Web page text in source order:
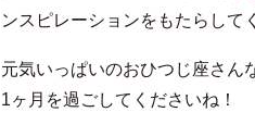
ンスピレーションをもたらして
元気いっぱいのおひつじ座さん
1ヶ月を過ごしてくださいね！